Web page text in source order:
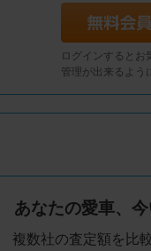
ログインするとお
管理が出来るよう
あなたの愛車、今
複数社の査定額を比